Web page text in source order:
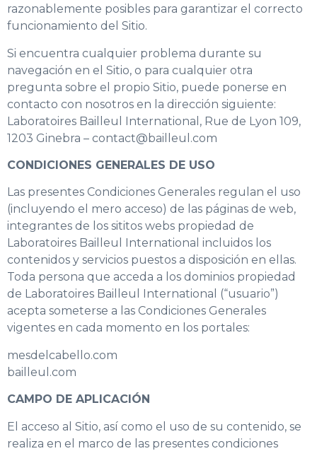
razonablemente posibles para garantizar el correcto
funcionamiento del Sitio.
Si encuentra cualquier problema durante su
navegación en el Sitio, o para cualquier otra
pregunta sobre el propio Sitio, puede ponerse en
contacto con nosotros en la dirección siguiente:
Laboratoires Bailleul International, Rue de Lyon 109,
1203 Ginebra – contact@bailleul.com
CONDICIONES GENERALES DE USO
Las presentes Condiciones Generales regulan el uso
(incluyendo el mero acceso) de las páginas de web,
integrantes de los sititos webs propiedad de
Laboratoires Bailleul International incluidos los
contenidos y servicios puestos a disposición en ellas.
Toda persona que acceda a los dominios propiedad
de Laboratoires Bailleul International (“usuario”)
acepta someterse a las Condiciones Generales
vigentes en cada momento en los portales:
mesdelcabello.com
bailleul.com
CAMPO DE APLICACIÓN
El acceso al Sitio, así como el uso de su contenido, se
realiza en el marco de las presentes condiciones